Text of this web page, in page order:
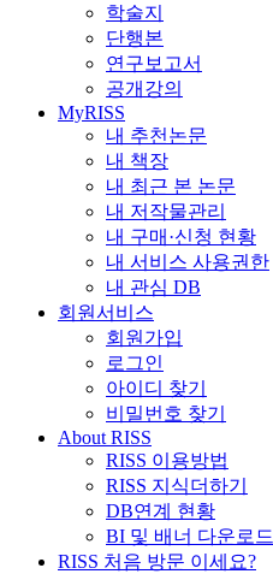
학술지
단행본
연구보고서
공개강의
MyRISS
내 추천논문
내 책장
내 최근 본 논문
내 저작물관리
내 구매·신청 현황
내 서비스 사용권한
내 관심 DB
회원서비스
회원가입
로그인
아이디 찾기
비밀번호 찾기
About RISS
RISS 이용방법
RISS 지식더하기
DB연계 현황
BI 및 배너 다운로드
RISS 처음 방문 이세요?